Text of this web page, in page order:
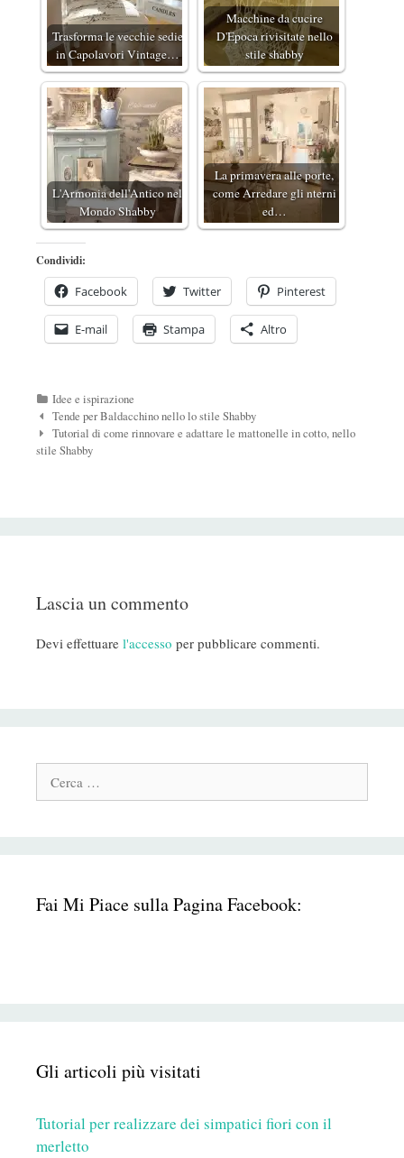
Trasforma le vecchie sedie
in Capolavori Vintage…
Macchine da cucire
D'Epoca rivisitate nello
stile shabby
L'Armonia dell'Antico nel
Mondo Shabby
La primavera alle porte,
come Arredare gli nterni
ed…
Condividi:
Facebook Twitter Pinterest
E-mail Stampa Altro
Categorie
Idee e ispirazione
Navigazione
Post
Tende per Baldacchino nello lo stile Shabby
Tutorial di come rinnovare e adattare le mattonelle in cotto, nello
stile Shabby
Lascia un commento
Devi effettuare l'accesso per pubblicare commenti.
Cerca:
Fai Mi Piace sulla Pagina Facebook:
Gli articoli più visitati
Tutorial per realizzare dei simpatici fiori con il
merletto